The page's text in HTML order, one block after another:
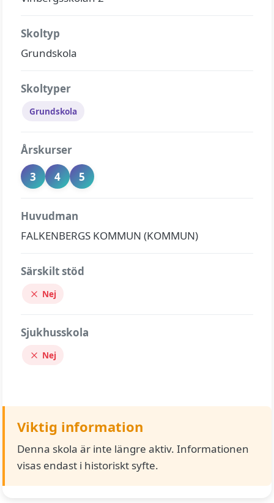
Skoltyp
Grundskola
Skoltyper
Grundskola
Årskurser
3
4 5
Huvudman
FALKENBERGS KOMMUN (KOMMUN)
Särskilt stöd
Nej
Sjukhusskola
Nej
Viktig information
Denna skola är inte längre aktiv. Informationen
visas endast i historiskt syfte.